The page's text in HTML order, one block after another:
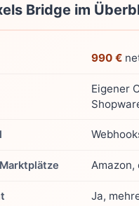
Bridge im
990 €
Eigener
Amazon,
Ja,